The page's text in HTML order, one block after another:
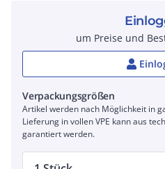
um Preise und
Verpackungsgrößen
Artikel werden nach Möglichkeit in
Lieferung in vollen VPE kann aus
garantiert werden.